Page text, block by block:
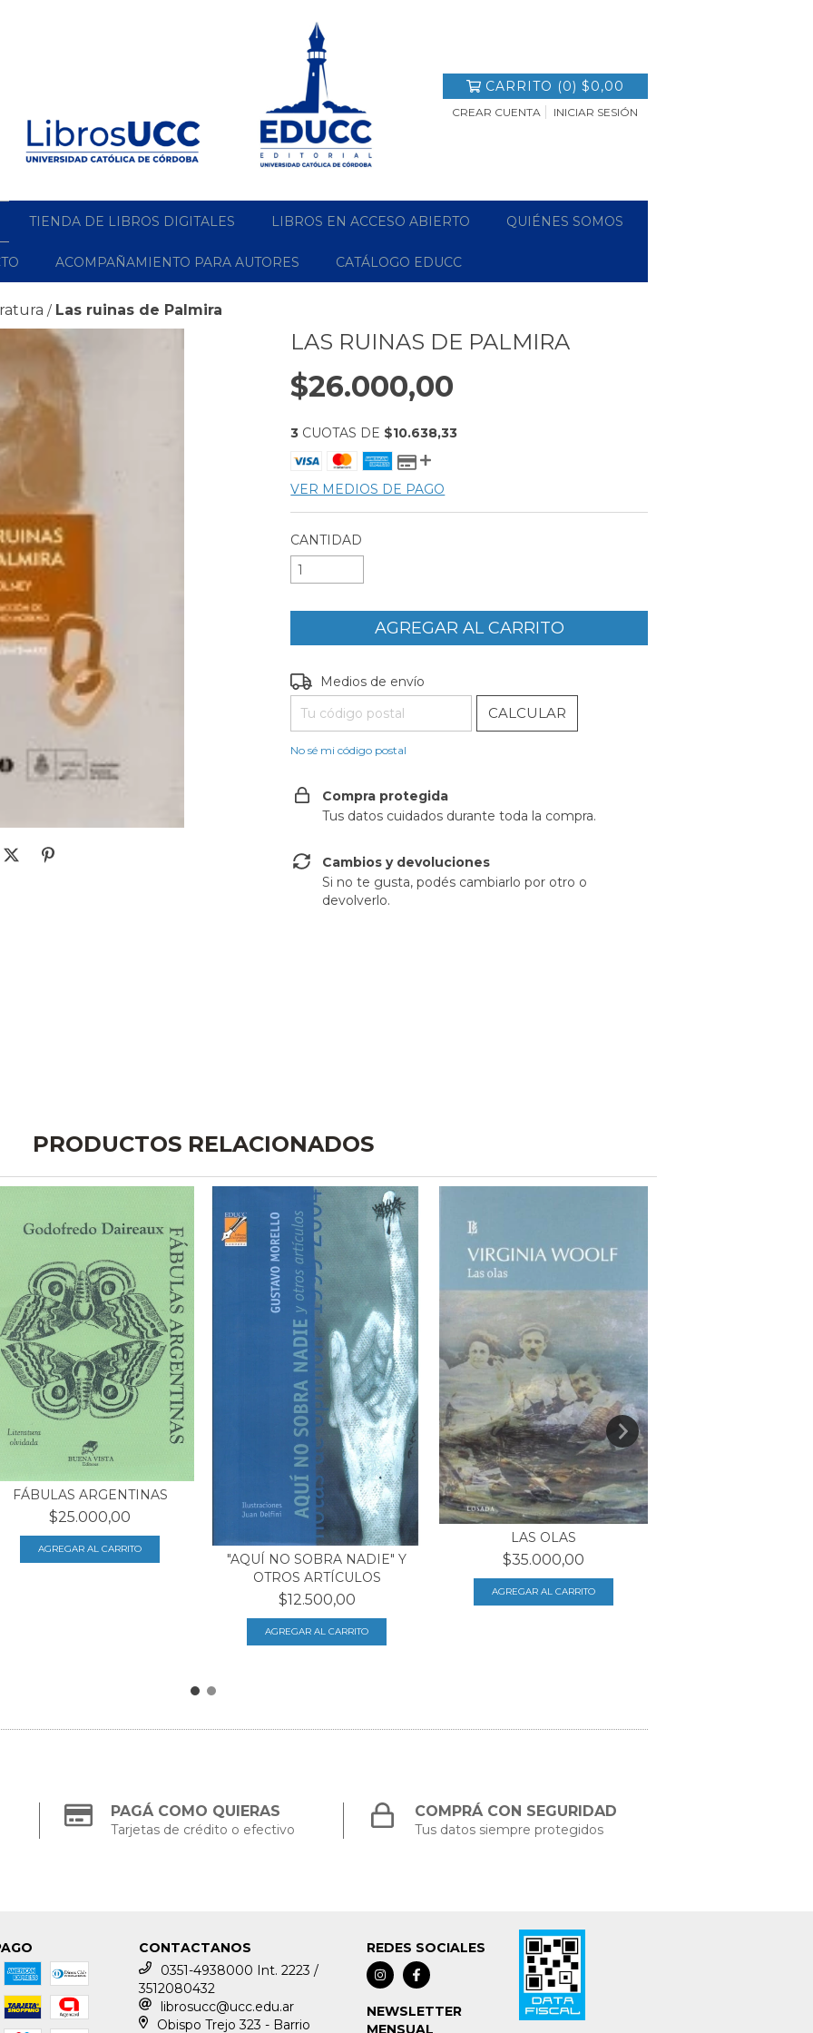
CARRITO (0) $0,00
CREAR CUENTA INICIAR SESIÓN
TIENDA DE LIBROS DIGITALES LIBROS EN ACCESO ABIERTO QUIÉNES SOMOS
ACOMPAÑAMIENTO PARA AUTORES CATÁLOGO EDUCC
/ Las ruinas de Palmira
LAS RUINAS DE PALMIRA
$26.000,00
3 CUOTAS DE $10.638,33
VER MEDIOS DE PAGO
CANTIDAD
Entregas para el CP:
Medios de envío
CALCULAR
No sé mi código postal
Compra protegida
Tus datos cuidados durante toda la compra.
Cambios y devoluciones
Si no te gusta, podés cambiarlo por otro o
devolverlo.
PRODUCTOS RELACIONADOS
FÁBULAS ARGENTINAS
$25.000,00
"AQUÍ NO SOBRA NADIE" Y
OTROS ARTÍCULOS
$12.500,00
LAS OLAS
$35.000,00
PAGÁ COMO QUIERAS
Tarjetas de crédito o efectivo
COMPRÁ CON SEGURIDAD
Tus datos siempre protegidos
CONTACTANOS
0351-4938000 Int. 2223 /
3512080432
librosucc@ucc.edu.ar
Obispo Trejo 323 - Barrio
REDES SOCIALES
NEWSLETTER
MENSUAL